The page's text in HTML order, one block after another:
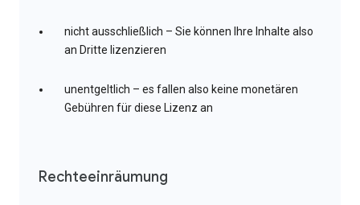
nicht ausschließlich – Sie können Ihre Inhalte also
an Dritte lizenzieren
unentgeltlich – es fallen also keine monetären
Gebühren für diese Lizenz an
Rechteeinräumung